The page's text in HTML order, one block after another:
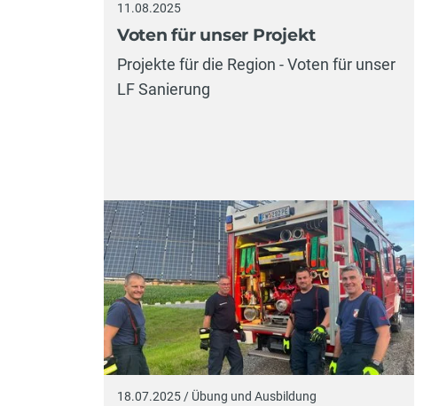
11.08.2025
Voten für unser Projekt
Projekte für die Region - Voten für unser
LF Sanierung
18.07.2025 / Übung und Ausbildung